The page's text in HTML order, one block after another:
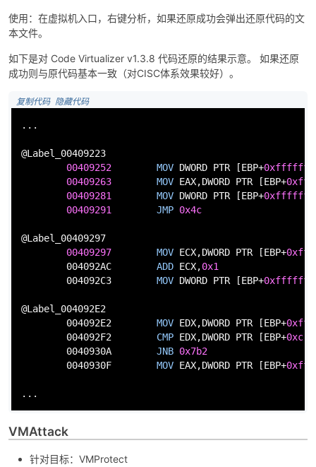
使用：在虚拟机入口，右键分析，如果还原成功会弹出还原代码的文
本文件。
如下是对 Code Virtualizer v1.3.8 代码还原的结果示意。 如果还原
成功则与原代码基本一致（对CISC体系效果较好）。
复制代码 隐藏代码
...
@Label_00409223
00409252
MOV DWORD PTR [EBP+
00409263
MOV EAX,DWORD PTR [EBP+
00409281
MOV DWORD PTR [EBP+
00409291
JMP 0x4c
@Label_00409297
00409297
MOV ECX,DWORD PTR [EBP+
004092AC ADD ECX,0x1
004092C3 MOV DWORD PTR [EBP+
@Label_004092E2
004092E2 MOV EDX,DWORD PTR [EBP+
004092F2 CMP EDX,DWORD PTR [EBP+0xc
0040930A JNB 0x7b2
0040930F MOV EAX,DWORD PTR [EBP+
...
VMAttack
针对目标：VMProtect